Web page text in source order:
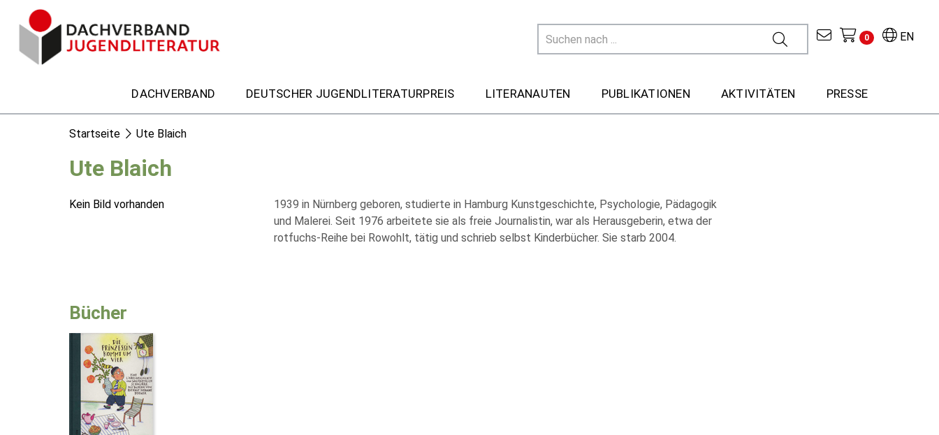
EN
0
DACHVERBAND DEUTSCHER JUGENDLITERATURPREIS LITERANAUTEN PUBLIKATIONEN AKTIVITÄTEN PRESSE
Startseite Ute Blaich
Ute Blaich
Kein Bild vorhanden
1939 in Nürnberg geboren, studierte in Hamburg Kunstgeschichte, Psychologie, Pädagogik
und Malerei. Seit 1976 arbeitete sie als freie Journalistin, war als Herausgeberin, etwa der
rotfuchs-Reihe bei Rowohlt, tätig und schrieb selbst Kinderbücher. Sie starb 2004.
Bücher